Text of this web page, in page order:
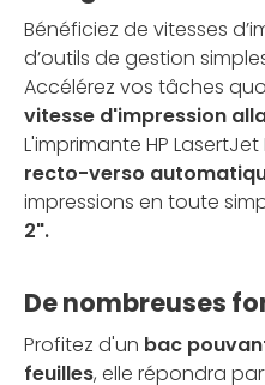
Bénéficiez de vitesses
d’outils de gestion
Accélérez vos tâches
vitesse d'impression
L'imprimante HP
recto-verso
impressions en toute
2".
De nombreuses
Profitez d'un bac
feuilles, elle répondra